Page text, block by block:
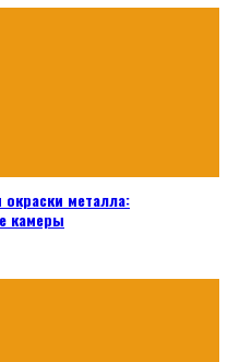
металла:
камеры